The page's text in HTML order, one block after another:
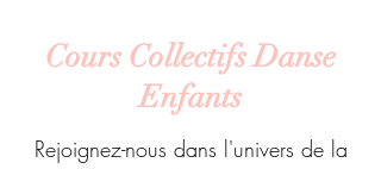
Cours Collectifs Danse
Enfants
Rejoignez-nous dans l'univers de la